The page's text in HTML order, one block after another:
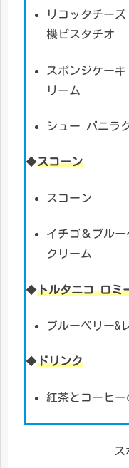
リコッタチー
機ピスタチオ
スポンジケー
リーム
シュー バニラ
◆スコーン
スコーン
イチゴ＆ブル
クリーム
◆トルタニコ ロミ
ブルーベリー&
◆ドリンク
紅茶とコーヒ
ス